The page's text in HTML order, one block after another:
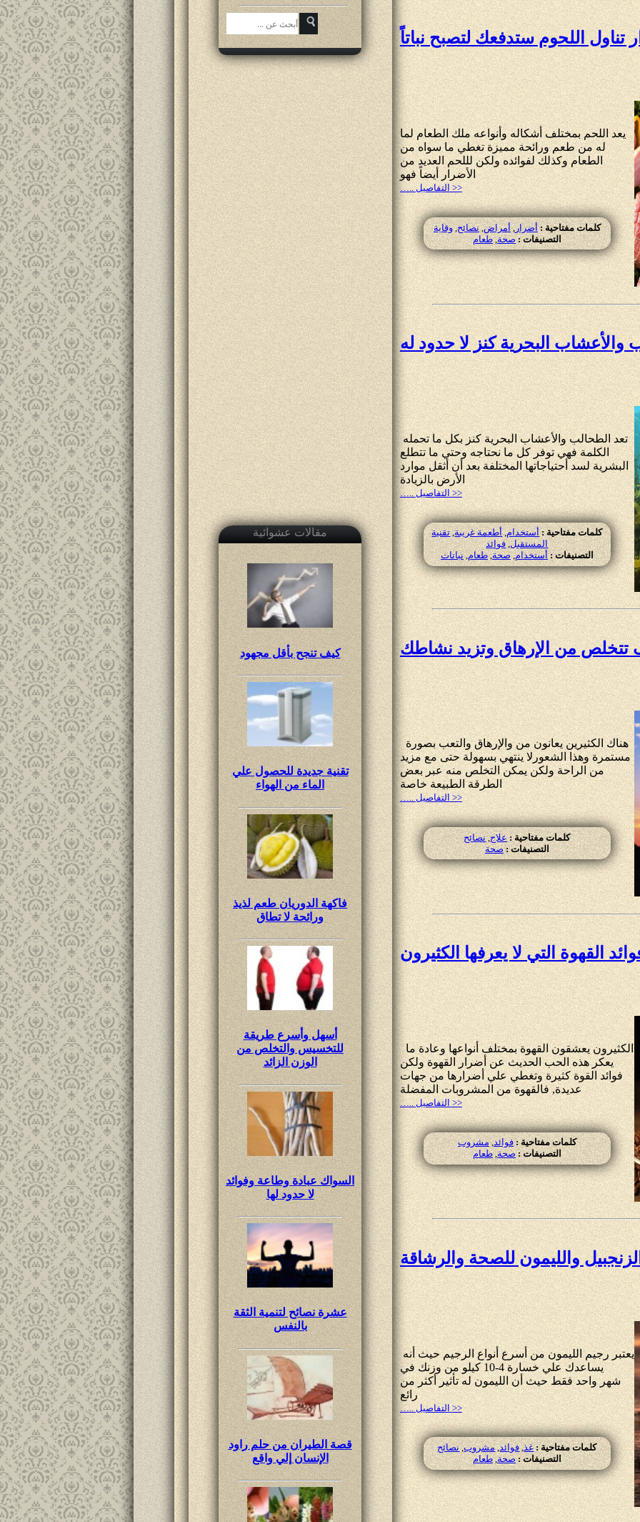
مقالات عشوائية
كيف تنجح بأقل مجهود
تقنية جديدة للحصول علي
الماء من الهواء
فاكهة الدوريان طعم لذيذ
ورائحة لا تطاق
أسهل وأسرع طريقة
للتخسيس والتخلص من
الوزن الزائد
السواك عبادة وطاعة وفوائد
لا حدود لها
عشرة نصائح لتنمية الثقة
بالنفس
قصة الطيران من حلم راود
الإنسان إلي واقع
تناول اللحوم ستدفعك لتصبح نباتاً
يعد اللحم بمختلف أشكاله وأنواعه ملك الطعام لما
له من طعم ورائحة مميزة تغطي ما سواه من
الطعام وكذلك لفوائده ولكن لللحم العديد من
اﻷضرار أيضاً فهو
….. التفاصيل >>
كلمات مفتاحية :أضرار,أمراض,نصائح,وقاية
التصنيفات :صحة,طعام
واﻷعشاب البحرية كنز لا حدود له
تعد الطحالب والأعشاب البحرية كنز بكل ما تحمله
الكلمة فهي توفر كل ما نحتاجه وحتي ما تتطلع
البشرية لسد أحتياجاتها المختلفة بعد أن أثقل موارد
اﻷرض بالزيادة
….. التفاصيل >>
كلمات مفتاحية :أستخدام,أطعمة غريبة,تقنية
المستقبل,فوائد
التصنيفات :أستخدام,صحة,طعام,نباتات
تتخلص من الإرهاق وتزيد نشاطك
هناك الكثيرين يعانون من والإرهاق والتعب بصورة
مستمرة وهذا الشعورلا ينتهي بسهولة حتى مع مزيد
من الراحة ولكن يمكن التخلص منه عبر بعض
الطرقة الطبيعة خاصة
….. التفاصيل >>
كلمات مفتاحية :علاج,نصائح
التصنيفات :صحة
القهوة التي لا يعرفها الكثيرون
الكثيرون يعشقون القهوة بمختلف أنواعها وعادة ما
يعكر هذه الحب الحديث عن أضرار القهوة ولكن
فوائد القوة كثيرة وتغطي علي أضرارها من جهات
عديدة, فالقهوة من المشروبات المفضلة
….. التفاصيل >>
كلمات مفتاحية :فوائد,مشروب
التصنيفات :صحة,طعام
والليمون للصحة والرشاقة
يعتبر رجيم الليمون من أسرع أنواع الرجيم حيث أنه
يساعدك علي خسارة 4-10 كيلو من وزنك في
شهر واحد فقط حيث أن الليمون له تأثير أكثر من
رائع
….. التفاصيل >>
كلمات مفتاحية :غذ,فوائد,مشروب,نصائح
التصنيفات :صحة,طعام